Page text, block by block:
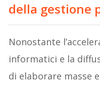
della gestione
Nonostante
informatici e la
di elaborare masse